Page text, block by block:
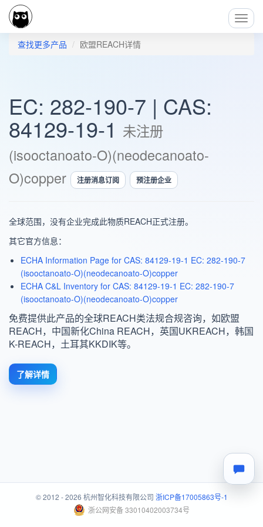
查找更多产品
欧盟REACH详情
EC: 282-190-7 | CAS:
84129-19-1 未注册
(isooctanoato-O)(neodecanoato-
O)copper
注册消息订阅 预注册企业
全球范围，没有企业完成此物质REACH正式注册。
其它官方信息：
ECHA Information Page for CAS: 84129-19-1 EC: 282-190-7
(isooctanoato-O)(neodecanoato-O)copper
ECHA C&L Inventory for CAS: 84129-19-1 EC: 282-190-7
(isooctanoato-O)(neodecanoato-O)copper
免费提供此产品的全球REACH类法规合规咨询，如欧盟
REACH，中国新化China REACH，英国UKREACH，韩国
K-REACH，土耳其KKDIK等。
了解详情
© 2012 - 2026 杭州智化科技有限公司 浙ICP备17005863号-1
浙公网安备 33010402003734号